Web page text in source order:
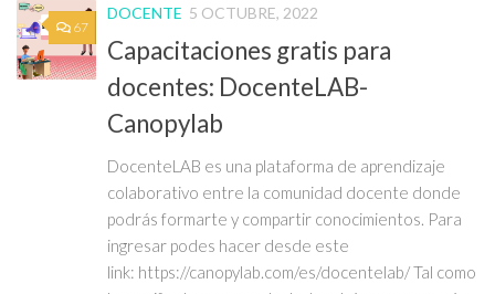
67
DOCENTE 5 OCTUBRE, 2022
Capacitaciones gratis para
docentes: DocenteLAB-
Canopylab
DocenteLAB es una plataforma de aprendizaje
colaborativo entre la comunidad docente donde
podrás formarte y compartir conocimientos. Para
ingresar podes hacer desde este
link: https://canopylab.com/es/docentelab/ Tal como